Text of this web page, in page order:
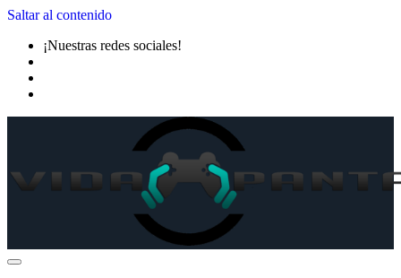
Saltar al contenido
¡Nuestras redes sociales!